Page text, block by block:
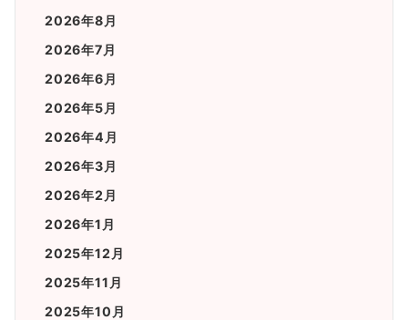
2026年8月
2026年7月
2026年6月
2026年5月
2026年4月
2026年3月
2026年2月
2026年1月
2025年12月
2025年11月
2025年10月